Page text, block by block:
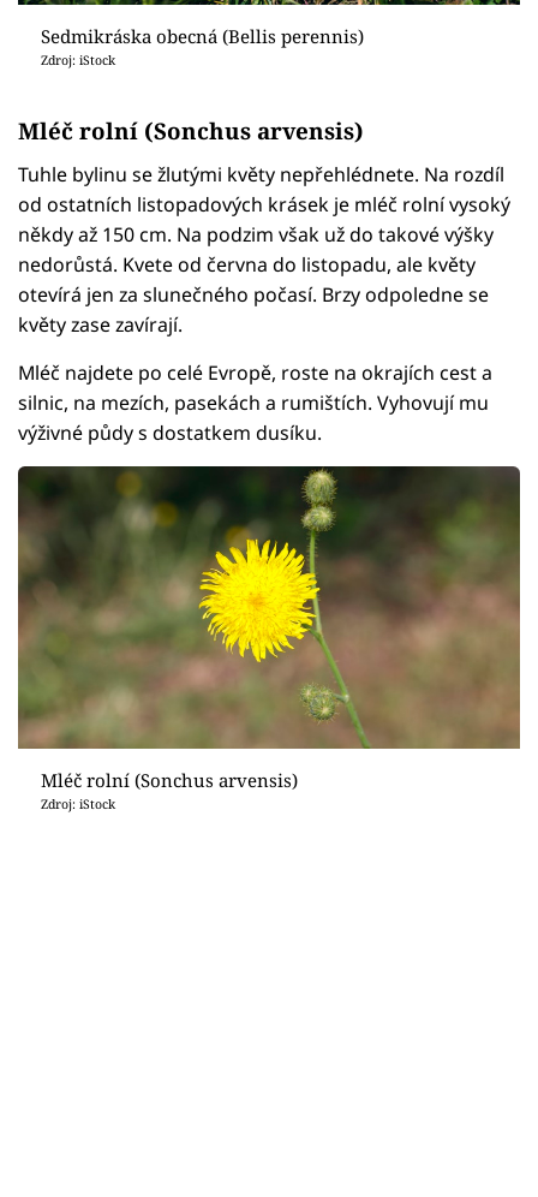
Sedmikráska obecná (Bellis perennis)
Zdroj: iStock
Mléč rolní (Sonchus arvensis)
Tuhle bylinu se žlutými květy nepřehlédnete. Na rozdíl
od ostatních listopadových krásek je mléč rolní vysoký
někdy až 150 cm. Na podzim však už do takové výšky
nedorůstá. Kvete od června do listopadu, ale květy
otevírá jen za slunečného počasí. Brzy odpoledne se
květy zase zavírají.
Mléč najdete po celé Evropě, roste na okrajích cest a
silnic, na mezích, pasekách a rumištích. Vyhovují mu
výživné půdy s dostatkem dusíku.
Mléč rolní (Sonchus arvensis)
Zdroj: iStock